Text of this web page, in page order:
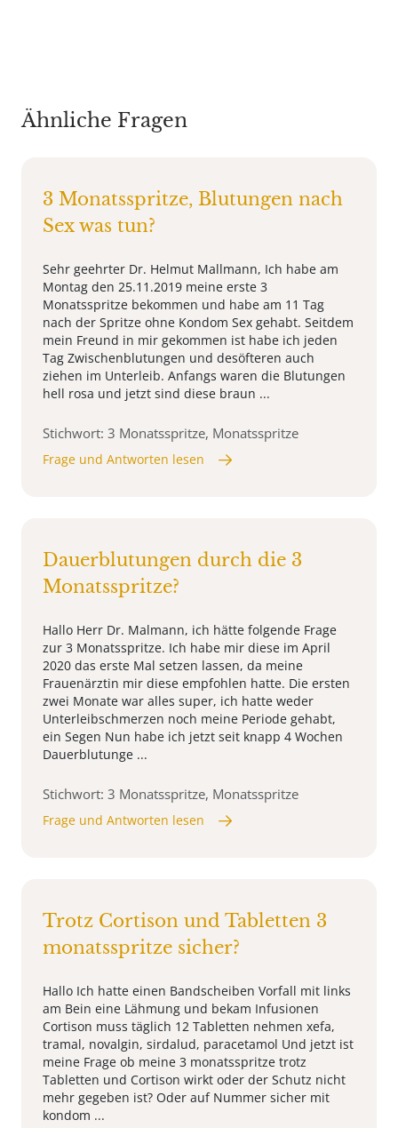
Ähnliche Fragen
3 Monatsspritze, Blutungen nach
Sex was tun?
Sehr geehrter Dr. Helmut Mallmann, Ich habe am
Montag den 25.11.2019 meine erste 3
Monatsspritze bekommen und habe am 11 Tag
nach der Spritze ohne Kondom Sex gehabt. Seitdem
mein Freund in mir gekommen ist habe ich jeden
Tag Zwischenblutungen und desöfteren auch
ziehen im Unterleib. Anfangs waren die Blutungen
hell rosa und jetzt sind diese braun ...
Stichwort: 3 Monatsspritze, Monatsspritze
Frage und Antworten lesen
Dauerblutungen durch die 3
Monatsspritze?
Hallo Herr Dr. Malmann, ich hätte folgende Frage
zur 3 Monatsspritze. Ich habe mir diese im April
2020 das erste Mal setzen lassen, da meine
Frauenärztin mir diese empfohlen hatte. Die ersten
zwei Monate war alles super, ich hatte weder
Unterleibschmerzen noch meine Periode gehabt,
ein Segen Nun habe ich jetzt seit knapp 4 Wochen
Dauerblutunge ...
Stichwort: 3 Monatsspritze, Monatsspritze
Frage und Antworten lesen
Trotz Cortison und Tabletten 3
monatsspritze sicher?
Hallo Ich hatte einen Bandscheiben Vorfall mit links
am Bein eine Lähmung und bekam Infusionen
Cortison muss täglich 12 Tabletten nehmen xefa,
tramal, novalgin, sirdalud, paracetamol Und jetzt ist
meine Frage ob meine 3 monatsspritze trotz
Tabletten und Cortison wirkt oder der Schutz nicht
mehr gegeben ist? Oder auf Nummer sicher mit
kondom ...